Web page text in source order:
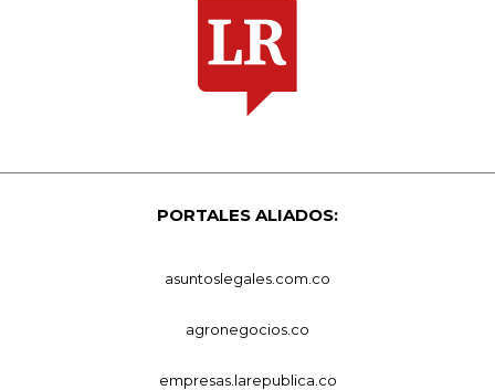
PORTALES ALIADOS:
asuntoslegales.com.co
agronegocios.co
empresas.larepublica.co